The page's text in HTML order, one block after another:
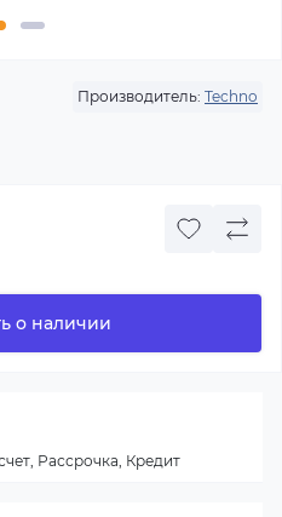
Производитель: Techno
о наличии
Рассрочка, Кредит